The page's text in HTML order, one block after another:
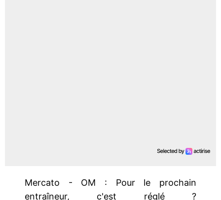
Mercato - OM : Pour le prochain
entraîneur, c'est réglé ?